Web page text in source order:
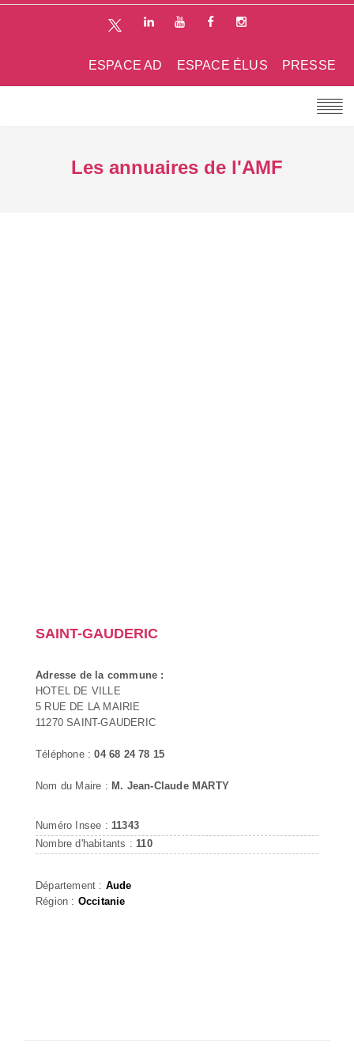
PRESSE
ESPACE ÉLUS
ESPACE AD
Les annuaires de l'AMF
SAINT-GAUDERIC
Adresse de la commune :
HOTEL DE VILLE
5 RUE DE LA MAIRIE
11270 SAINT-GAUDERIC
Téléphone :04 68 24 78 15
Nom du Maire : M. Jean-Claude MARTY
Numéro Insee : 11343
Nombre d'habitants : 110
Département : Aude
Région : Occitanie